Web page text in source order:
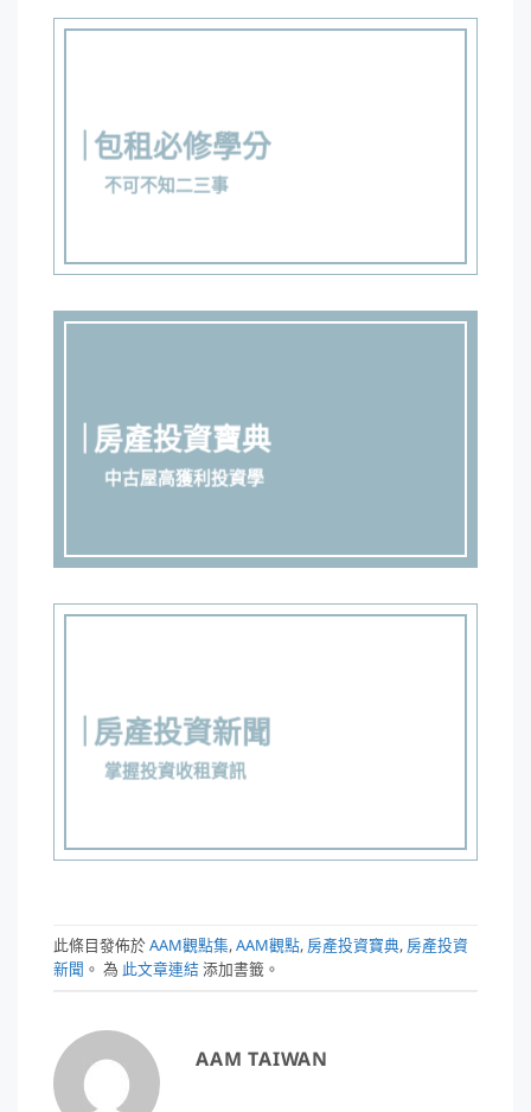
包租必修學分
不可不知二三事
房產投資寶典
中古屋高獲利投資學
房產投資新聞
掌握投資收租資訊
此條目發佈於AAM觀點集,AAM觀點, 房產投資寶典, 房產投資
新聞 。 為 此文章連結添加書籤。
AAM TAIWAN